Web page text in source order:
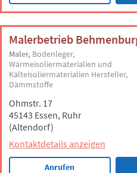
Malerbetrieb
Maler Bodenleger
Wärmeisoliermaterialien und
Kälteisoliermaterialien Hersteller
Dämmstoffe
Ohmstr. 17
45143 Essen, Ruhr
(Altendorf)
Kontaktdetails anzeigen
Anrufen